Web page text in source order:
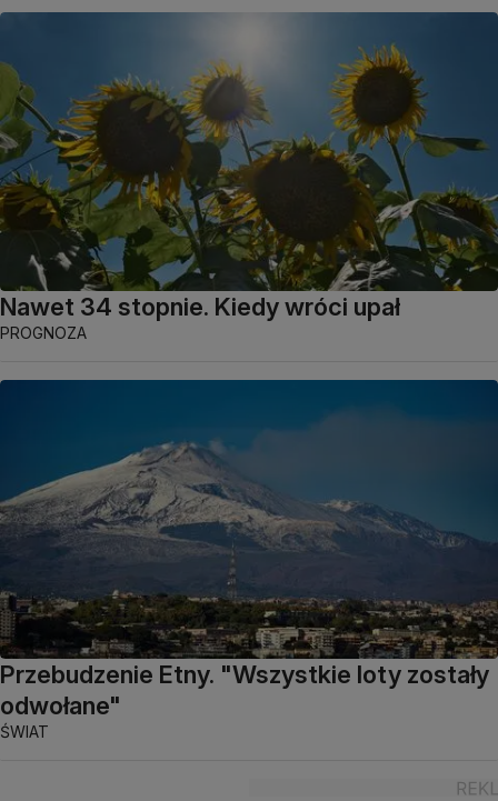
Nawet 34 stopnie. Kiedy wróci upał
PROGNOZA
Przebudzenie Etny. "Wszystkie loty zostały
odwołane"
ŚWIAT